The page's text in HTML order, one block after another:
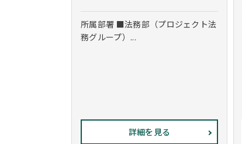
所属部署 ■法務部（プロジェクト法
務グループ）...
詳細を見る